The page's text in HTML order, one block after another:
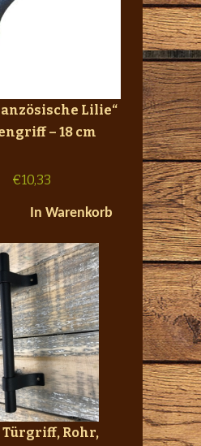
Lilie“
– 18 cm
€10,33
In Warenkorb
Türgriff, Rohr,